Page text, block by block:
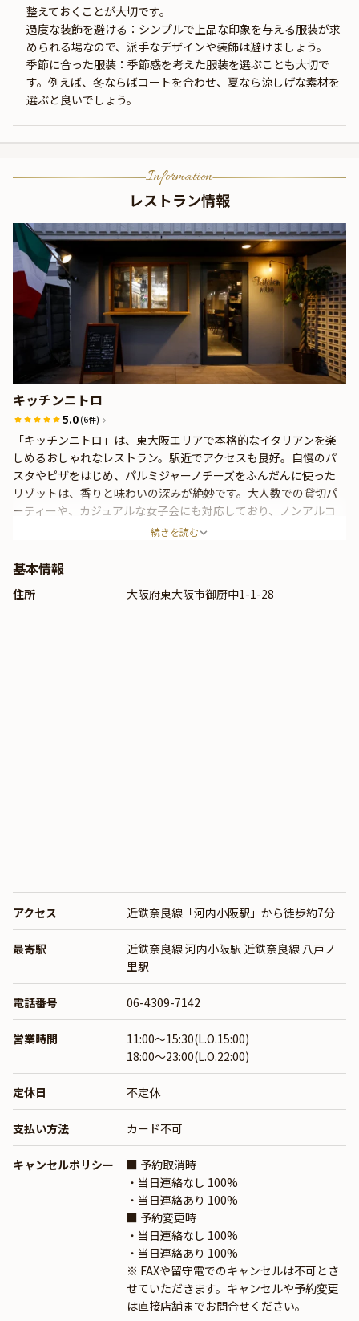
整えておくことが大切です。
過度な装飾を避ける：シンプルで上品な印象を与える服装が求
められる場なので、派手なデザインや装飾は避けましょう。
季節に合った服装：季節感を考えた服装を選ぶことも大切で
す。例えば、冬ならばコートを合わせ、夏なら涼しげな素材を
選ぶと良いでしょう。
Information
レストラン情報
キッチンニトロ
5.0 (6件)
「キッチンニトロ」は、東大阪エリアで本格的なイタリアンを楽
しめるおしゃれなレストラン。駅近でアクセスも良好。自慢のパ
スタやピザをはじめ、パルミジャーノチーズをふんだんに使った
リゾットは、香りと味わいの深みが絶妙です。大人数での貸切パ
ーティーや、カジュアルな女子会にも対応しており、ノンアルコ
ールカクテルも充実。肩肘張らずに楽しめる居心地の良い空間
続きを読む
基本情報
住所 大阪府東大阪市御厨中1-1-28
アクセス 近鉄奈良線「河内小阪駅」から徒歩約7分
最寄駅
近鉄奈良線 河内小阪駅 近鉄奈良線 八戸ノ
里駅
電話番号 06-4309-7142
営業時間
11:00～15:30(L.O.15:00)
18:00～23:00(L.O.22:00)
定休日 不定休
支払い方法 カード不可
キャンセルポリシー
■ 予約取消時
・当日連絡なし 100%
・当日連絡あり 100%
■ 予約変更時
・当日連絡なし 100%
・当日連絡あり 100%
※ FAXや留守電でのキャンセルは不可とさ
せていただきます。キャンセルや予約変更
は直接店舗までお問合せください。